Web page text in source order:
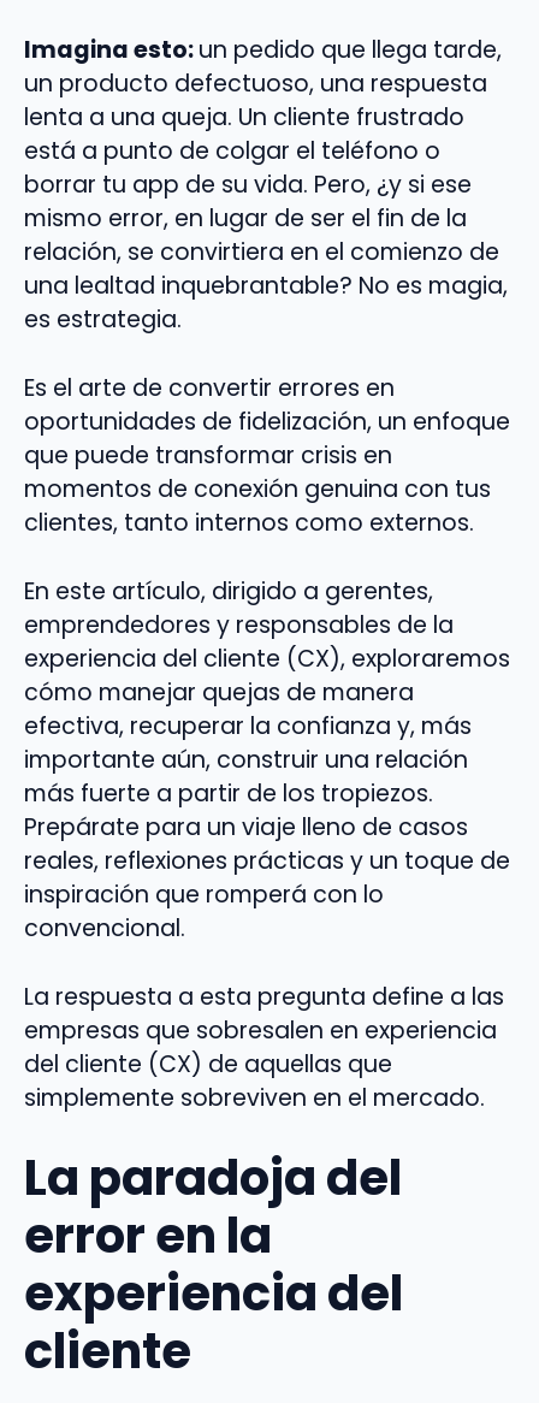
Imagina esto:un pedido que llega tarde,
un producto defectuoso, una respuesta
lenta a una queja. Un cliente frustrado
está a punto de colgar el teléfono o
borrar tu app de su vida. Pero, ¿y si ese
mismo error, en lugar de ser el fin de la
relación, se convirtiera en el comienzo de
una lealtad inquebrantable? No es magia,
es estrategia.
Es el arte de convertir errores en
oportunidades de fidelización, un enfoque
que puede transformar crisis en
momentos de conexión genuina con tus
clientes, tanto internos como externos.
En este artículo, dirigido a gerentes,
emprendedores y responsables de la
experiencia del cliente (CX), exploraremos
cómo manejar quejas de manera
efectiva, recuperar la confianza y, más
importante aún, construir una relación
más fuerte a partir de los tropiezos.
Prepárate para un viaje lleno de casos
reales, reflexiones prácticas y un toque de
inspiración que romperá con lo
convencional.
La respuesta a esta pregunta define a las
empresas que sobresalen en experiencia
del cliente (CX) de aquellas que
simplemente sobreviven en el mercado.
La paradoja del
error en la
experiencia del
cliente